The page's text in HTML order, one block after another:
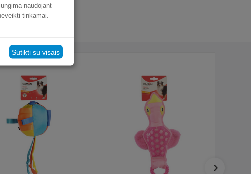
naudojant
tinkamai.
Sutikti su visais